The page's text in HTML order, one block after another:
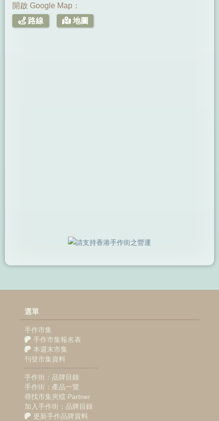
開啟 Google Map：
路線
地圖
選單
手作市集
手作市集報名表
本週末市集
刊登市集資料
手作街：品牌目錄
手作街：產品一覽
尋找市集夾檔 Partner
加入手作街：品牌目錄
更新手作品牌資料